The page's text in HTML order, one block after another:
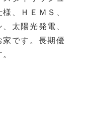
、ＨＥＭＳ、
太陽光発電、
です。長期優